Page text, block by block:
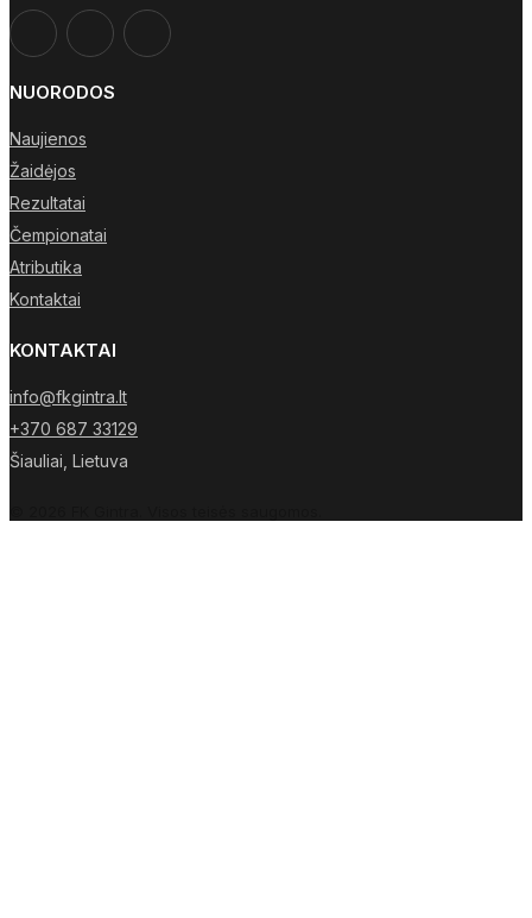
NUORODOS
Naujienos
Žaidėjos
Rezultatai
Čempionatai
Atributika
Kontaktai
KONTAKTAI
info@fkgintra.lt
+370 687 33129
Šiauliai, Lietuva